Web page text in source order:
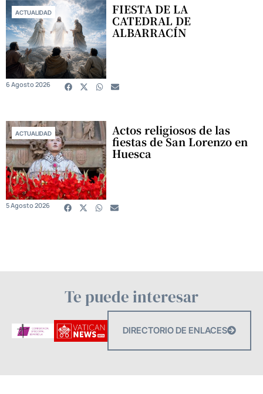
ACTUALIDAD FIESTA DE LA
CATEDRAL DE
ALBARRACÍN
6 Agosto 2026
ACTUALIDAD Actos religiosos de las
fiestas de San Lorenzo en
Huesca
5 Agosto 2026
Te puede interesar
DIRECTORIO DE ENLACES